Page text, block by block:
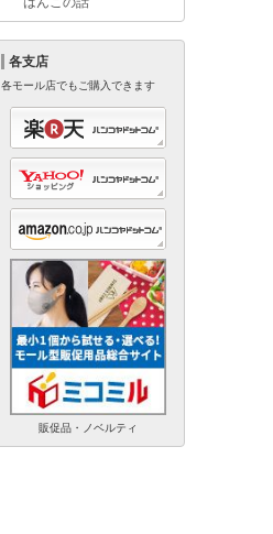
各支店
各モール店でもご購入できます
販促品・ノベルティ